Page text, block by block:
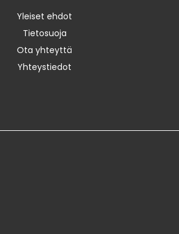
Yleiset ehdot
Tietosuoja
Ota yhteyttä
Yhteystiedot